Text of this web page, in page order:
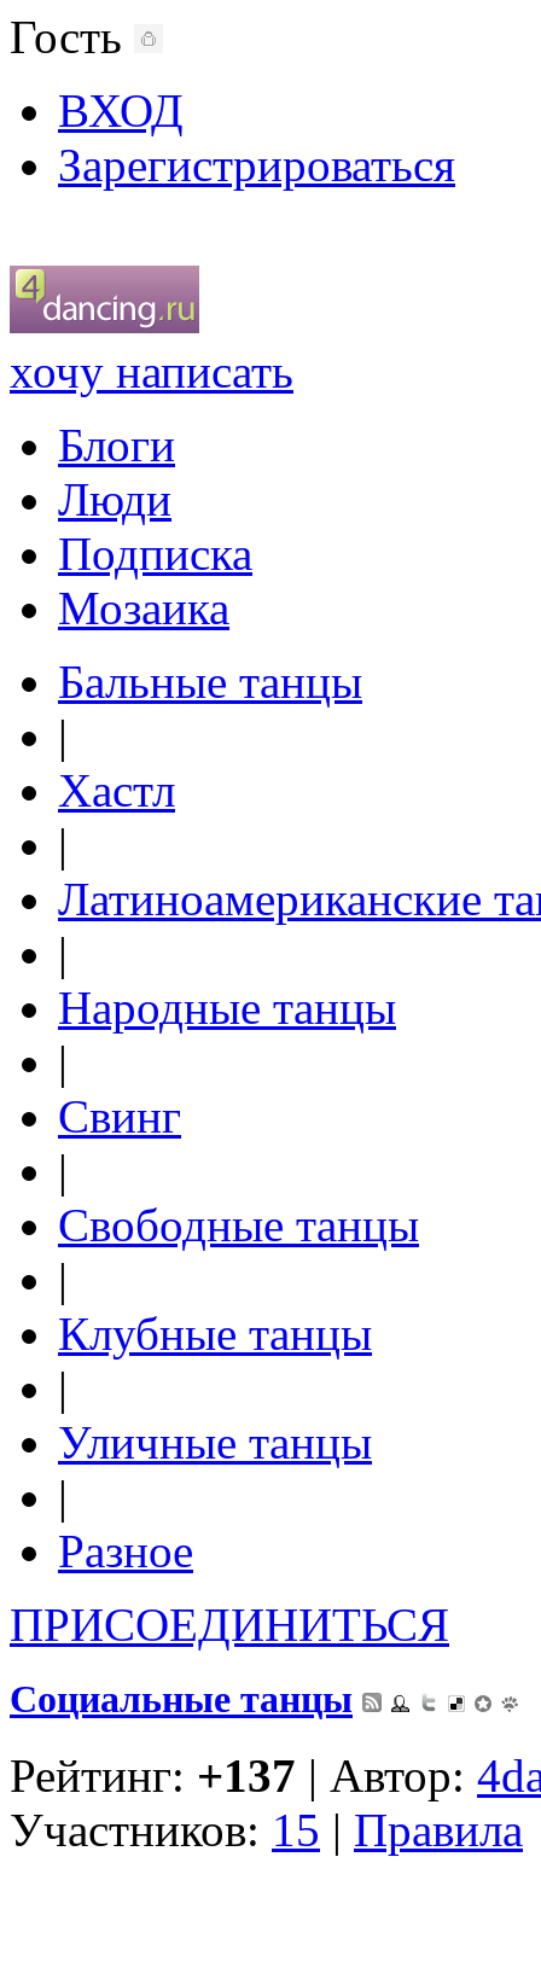
Гость
ВХОД
Зарегистрироваться
хочу написать
Блоги
Люди
Подписка
Мозаика
Бальные танцы
|
Хастл
|
Латиноамериканские
|
Народные танцы
|
Свинг
|
Свободные танцы
|
Клубные танцы
|
Уличные танцы
|
Разное
ПРИСОЕДИНИТЬСЯ
Социальные танцы
Рейтинг: +137 | Автор:
Участников: 15 | Правила